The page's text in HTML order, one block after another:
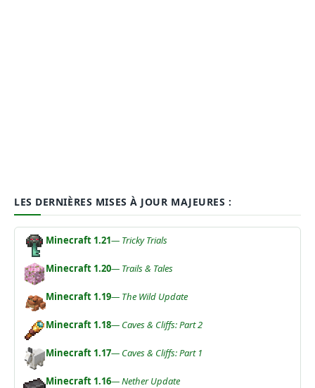
LES DERNIÈRES MISES À JOUR MAJEURES :
Minecraft 1.21— Tricky Trials
Minecraft 1.20— Trails & Tales
Minecraft 1.19— The Wild Update
Minecraft 1.18— Caves & Cliffs: Part 2
Minecraft 1.17— Caves & Cliffs: Part 1
Minecraft 1.16— Nether Update